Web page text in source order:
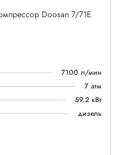
Doosan 7/71E
7100 л/мин
7 атм
59.2 кВт
дизель